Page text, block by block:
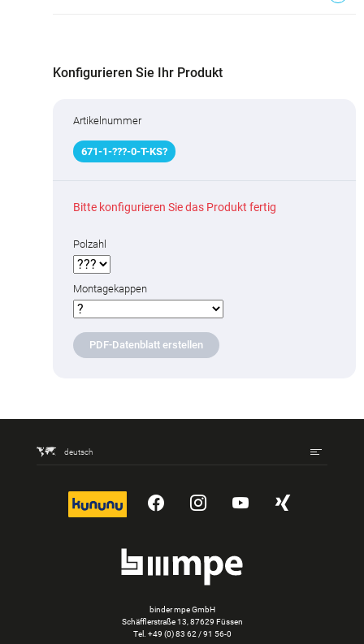
Konfigurieren Sie Ihr Produkt
Artikelnummer
671-1-???-0-T-KS?
Bitte konfigurieren Sie das Produkt fertig
Polzahl
Montagekappen
PDF-Datenblatt erstellen
deutsch
kununu YouTubeInstagram
YouTubeXing
binder mpe GmbH
Schäfflerstraße 13, 87629 Füssen
Tel. +49 (0) 83 62 / 91 56-0